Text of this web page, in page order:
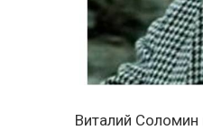
Виталий Соломин